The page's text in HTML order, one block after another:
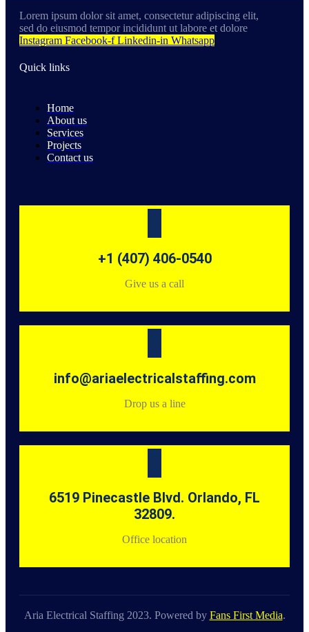
Lorem ipsum dolor sit amet, consectetur adipiscing elit,
sed do eiusmod tempor incididunt ut labore et dolore
Instagram Facebook-f Linkedin-in Whatsapp
Quick links
Home
About us
Services
Projects
Contact us
+1 (407) 406-0540
Give us a call
info@ariaelectricalstaffing.com
Drop us a line
6519 Pinecastle Blvd. Orlando, FL
32809.
Office location
Aria Electrical Staffing 2023. Powered by Fans First Media.